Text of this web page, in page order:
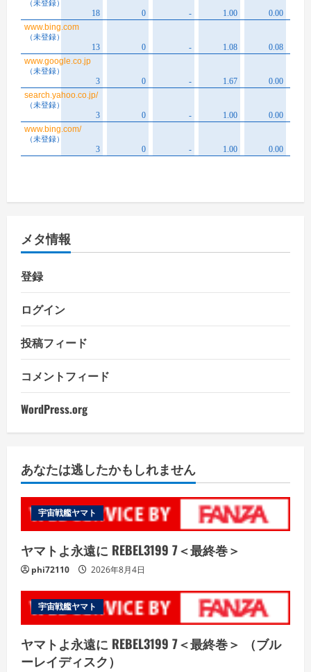
メタ情報
登録
ログイン
投稿フィード
コメントフィード
WordPress.org
あなたは逃したかもしれません
宇宙戦艦ヤマト
ヤマトよ永遠に REBEL3199 7＜最終巻＞
phi72110 2026年8月4日
宇宙戦艦ヤマト
ヤマトよ永遠に REBEL3199 7＜最終巻＞ （ブル
ーレイディスク）